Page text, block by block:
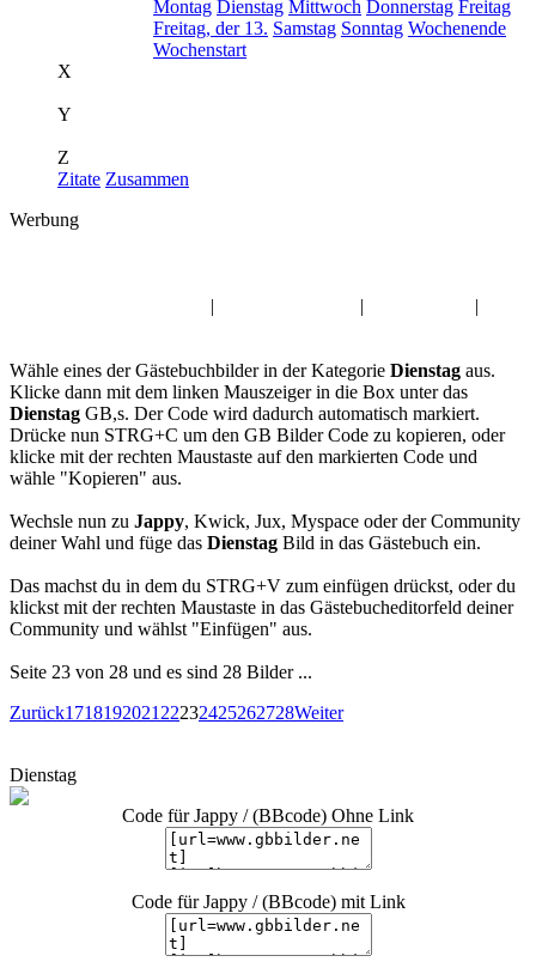
Montag Dienstag Mittwoch Donnerstag Freitag
Freitag, der 13. Samstag Sonntag Wochenende
Wochenstart
X
Y
Z
Zitate Zusammen
Werbung
| |
|
Wähle eines der Gästebuchbilder in der Kategorie Dienstag aus.
Klicke dann mit dem linken Mauszeiger in die Box unter das
Dienstag GB,s. Der Code wird dadurch automatisch markiert.
Drücke nun STRG+C um den GB Bilder Code zu kopieren, oder
klicke mit der rechten Maustaste auf den markierten Code und
wähle "Kopieren" aus.
Wechsle nun zu Jappy, Kwick, Jux, Myspace oder der Community
deiner Wahl und füge das Dienstag Bild in das Gästebuch ein.
Das machst du in dem du STRG+V zum einfügen drückst, oder du
klickst mit der rechten Maustaste in das Gästebucheditorfeld deiner
Community und wählst "Einfügen" aus.
Seite 23 von 28 und es sind 28 Bilder ...
Zurück1718192021 22232425262728Weiter
Dienstag
Code für Jappy / (BBcode) Ohne Link
Code für Jappy / (BBcode) mit Link